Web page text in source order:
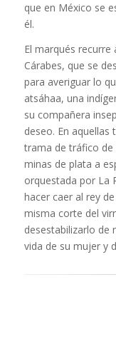
que en México se
él.
El marqués
Cárabes, que se
para averiguar lo
atsáhaa, una
su compañera
deseo. En
trama de tráfico de
minas de plata a
orquestada por La
hacer caer al rey
misma corte del
desestabilizarlo de
vida de su mujer y